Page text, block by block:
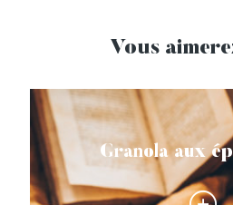
Vous
Granola aux